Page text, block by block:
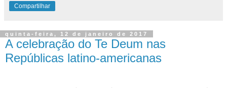
Compartilhar
quinta-feira, 12 de janeiro de 2017
A celebração do Te Deum nas
Repúblicas latino-americanas